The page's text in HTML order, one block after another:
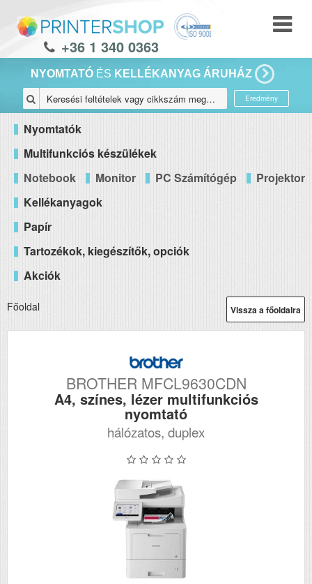
+36 1 340 0363
NYOMTATÓ ÉS KELLÉKANYAG ÁRUHÁZ
Eredmény
Nyomtatók
Multifunkciós készülékek
Notebook
Monitor PC Számítógép
Projektor
Kellékanyagok
Papír
Tartozékok, kiegészítők, opciók
Akciók
Vissza a főoldalra
Főoldal
BROTHER MFCL9630CDN
A4, színes, lézer multifunkciós
nyomtató
hálózatos, duplex